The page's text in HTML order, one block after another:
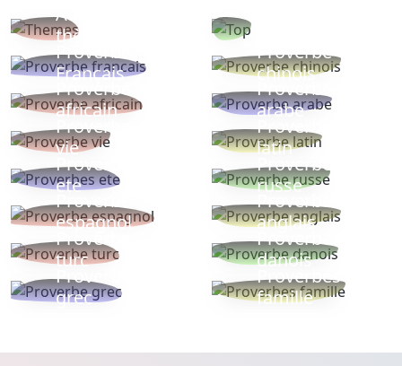
Autres
thèmes
Proverbe
Français
Proverbe
chinois
Proverbe
africain
Proverbe
arabe
Proverbe
vie
Proverbe
latin
Proverbes
ete
Proverbe
russe
Proverbe
espagnol
Proverbe
anglais
Proverbe
turc
Proverbe
danois
Proverbe
grec
Proverbes
famille